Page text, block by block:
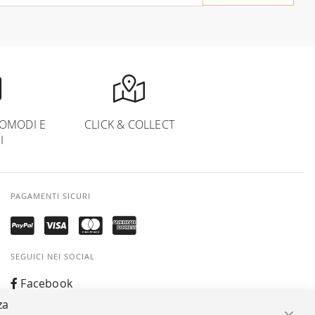
E
CLICK & COLLECT
PAGAMENTI SICURI
SEGUICI NEI SOCIAL
Facebook